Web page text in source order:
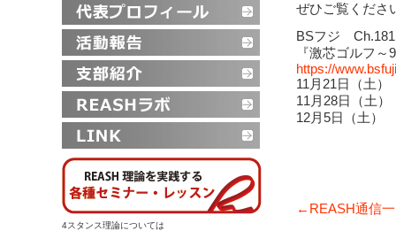
4スタンス理論については
ぜひご覧くださ
BSフジ
『激芯ゴルフ
https://
11月21日（土）
11月28日（土）
12月5日（土）
←REASH通信